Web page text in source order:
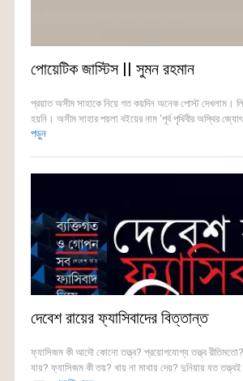
পোয়েটিক জাস্টিস || সুমন রহমান
প্রয়াত অসীম সাহাকে নিয়ে গত কয়দিন অনেক পোস্ট দেখলাম।
হয়নি। অসীম সাহার পয়লা বইয়ের নাম ‘পূর্ব পৃথিবীর অস্থির
পড়ুন
দেবেশ রায়ের ফ্যাসিবাদের বিত্তান্ত
ফ্যাসিজম কী আদৌ কোনো তত্ত্ব? প্রয়োগযোগ্য তত্ত্ব
যায়? ফ্যাসিজম কী তয়? খায় না মাথায় দেয়? দুনিয়ায় যত তত্ত্বই